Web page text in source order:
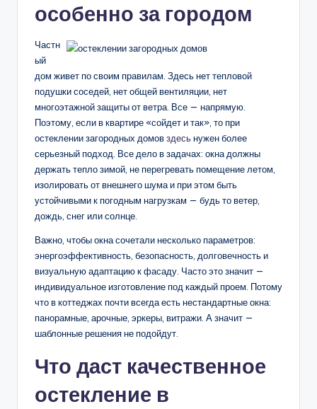
особенно за городом
Частн
ый
дом живет по своим правилам. Здесь нет тепловой
подушки соседей, нет общей вентиляции, нет
многоэтажной защиты от ветра. Все — напрямую.
Поэтому, если в квартире «сойдет и так», то при
остеклении загородных домовздесьнужен более
серьезный подход. Все дело в задачах: окна должны
держать тепло зимой, не перегревать помещение летом,
изолировать от внешнего шума и при этом быть
устойчивыми к погодным нагрузкам — будь то ветер,
дождь, снег или солнце.
Важно, чтобы окна сочетали несколько параметров:
энергоэффективность, безопасность, долговечность и
визуальную адаптацию к фасаду. Часто это значит —
индивидуальное изготовление под каждый проем. Потому
что в коттеджах почти всегда есть нестандартные окна:
панорамные, арочные, эркеры, витражи. А значит —
шаблонные решения не подойдут.
Что даст качественное
остекление в